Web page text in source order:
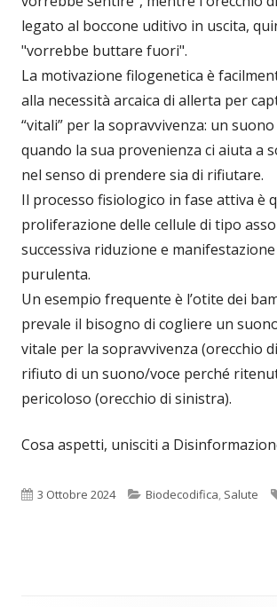
legato al boccone uditivo in uscita,
"vorrebbe buttare fuori".
La motivazione filogenetica è
alla necessità arcaica di allerta per
“vitali” per la sopravvivenza: un
quando la sua provenienza ci aiuta a
nel senso di prendere sia di rifiutare.
Il processo fisiologico in fase attiva è
proliferazione delle cellule di tipo
successiva riduzione e manifestazione
purulenta.
Un esempio frequente è l’otite dei
prevale il bisogno di cogliere un
vitale per la sopravvivenza (orecchio
rifiuto di un suono/voce perché
pericoloso (orecchio di sinistra).
Cosa aspetti, unisciti a
Pubblicato
3 Ottobre 2024 Categorie
Biodecodifica, Salute